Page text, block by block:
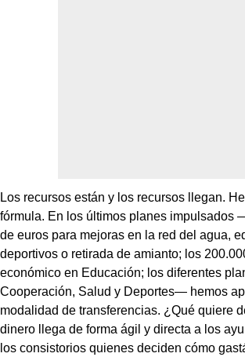
Los recursos están y los recursos llegan.
fórmula. En los últimos planes impulsados
de euros para mejoras en la red del agua,
deportivos o retirada de amianto; los
económico en Educación; los diferentes
Cooperación, Salud y Deportes— hemos
modalidad de transferencias. ¿Qué quiere
dinero llega de forma ágil y directa a los
los consistorios quienes deciden cómo